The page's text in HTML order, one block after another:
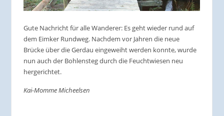
Gute Nachricht für alle Wanderer: Es geht wieder rund auf
dem Eimker Rundweg. Nachdem vor Jahren die neue
Brücke über die Gerdau eingeweiht werden konnte, wurde
nun auch der Bohlensteg durch die Feuchtwiesen neu
hergerichtet.
Kai-Momme Micheelsen